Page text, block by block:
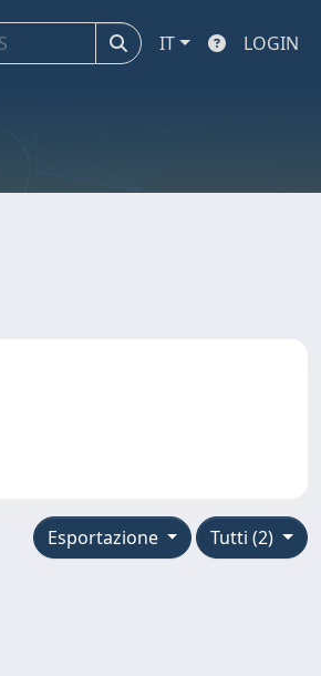
IT LOGIN
Tutti (2)
Esportazione